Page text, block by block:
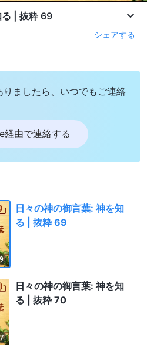
る | 抜粋 69
シェアする
ましたら、いつでもご連絡
経由で連絡する
日々の神の御言葉: 神を知
る | 抜粋 69
日々の神の御言葉: 神を知
る | 抜粋 70